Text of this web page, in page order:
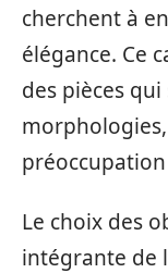
cherchent à
élégance. Ce
des pièces
Le choix des
intégrante de